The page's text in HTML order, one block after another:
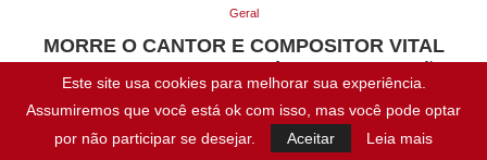
Geral
MORRE O CANTOR E COMPOSITOR VITAL
FARIAS AOS 82 ANOS, APÓS COMPLICAÇÕES
CARDÍACAS
Este site usa cookies para melhorar sua experiência.
Assumiremos que você está ok com isso, mas você pode optar
por não participar se desejar.
Aceitar Leia mais